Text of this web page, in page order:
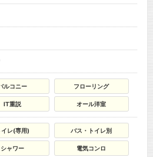
ルコニー フローリング
IT重説 オール洋室
イレ(専用) バス・トイレ別
シャワー 電気コンロ